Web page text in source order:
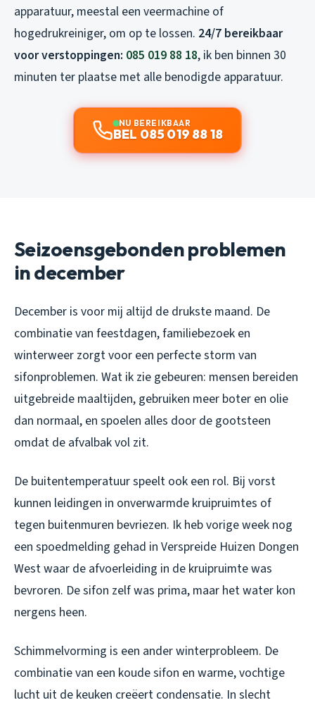
apparatuur, meestal een veermachine of
hogedrukreiniger, om op te lossen. 24/7 bereikbaar
voor verstoppingen: 085 019 88 18, ik ben binnen 30
minuten ter plaatse met alle benodigde apparatuur.
NU BEREIKBAAR
BEL 085 019 88 18
Seizoensgebonden problemen
in december
December is voor mij altijd de drukste maand. De
combinatie van feestdagen, familiebezoek en
winterweer zorgt voor een perfecte storm van
sifonproblemen. Wat ik zie gebeuren: mensen bereiden
uitgebreide maaltijden, gebruiken meer boter en olie
dan normaal, en spoelen alles door de gootsteen
omdat de afvalbak vol zit.
De buitentemperatuur speelt ook een rol. Bij vorst
kunnen leidingen in onverwarmde kruipruimtes of
tegen buitenmuren bevriezen. Ik heb vorige week nog
een spoedmelding gehad in Verspreide Huizen Dongen
West waar de afvoerleiding in de kruipruimte was
bevroren. De sifon zelf was prima, maar het water kon
nergens heen.
Schimmelvorming is een ander winterprobleem. De
combinatie van een koude sifon en warme, vochtige
lucht uit de keuken creëert condensatie. In slecht